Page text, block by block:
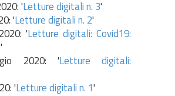
'Letture digitali n. 3'
'Letture digitali n. 2'
'Letture digitali: Covid19:
'
2020: 'Letture digitali:
'Letture digitali n. 1'